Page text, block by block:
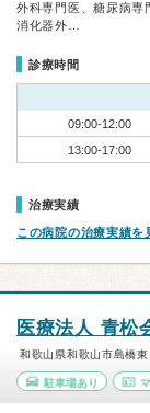
外科専門医、糖尿病専
消化器外…
診療時間
09:00-12:00
13:00-17:00
治療実績
この病院の治療実績を
医療法人 青松
和歌山県和歌山市島橋東
駐車場あり